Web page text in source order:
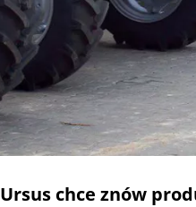
Ursus chce znów